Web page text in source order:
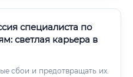
специалиста по
светлая карьера в
сбои и предотвращать их.